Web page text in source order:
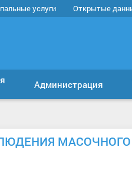
услуги Открытые
Администрация